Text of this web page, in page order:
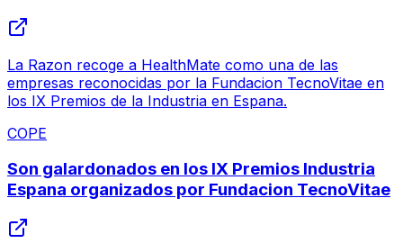
La Razon recoge a HealthMate como una de las
empresas reconocidas por la Fundacion TecnoVitae en
los IX Premios de la Industria en Espana.
COPE
Son galardonados en los IX Premios Industria
Espana organizados por Fundacion TecnoVitae